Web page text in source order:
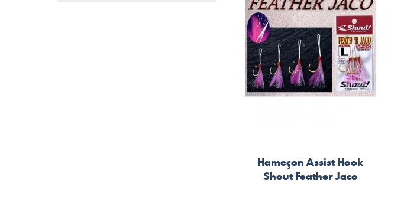
Hameçon Assist Hook
Shout Feather Jaco